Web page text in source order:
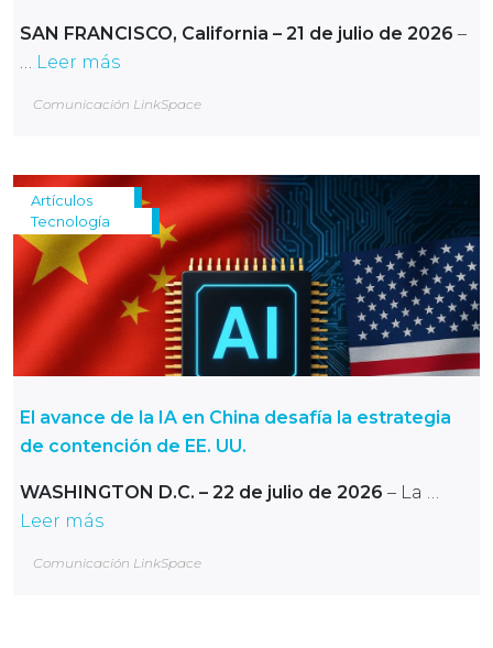
SAN FRANCISCO, California – 21 de julio de 2026 –
… Leer más
Comunicación LinkSpace
Artículos
Tecnología
El avance de la IA en China desafía la estrategia
de contención de EE. UU.
WASHINGTON D.C. – 22 de julio de 2026 – La …
Leer más
Comunicación LinkSpace